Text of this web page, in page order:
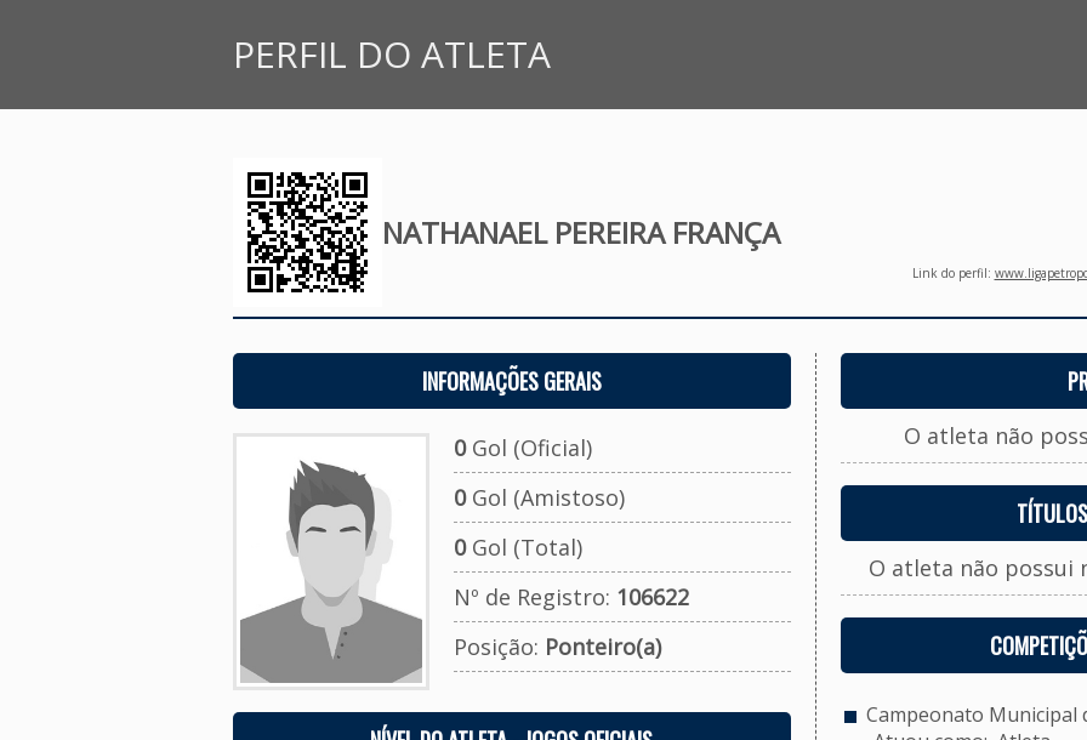
PERFIL DO ATLETA
NATHANAEL PEREIRA FRANÇA
Link do perfil:
INFORMAÇÕES GERAIS
0Gol (Oficial)
0Gol (Amistoso)
0Gol (Total)
Nº de Registro: 106622
Posição: Ponteiro(a)
O atleta não
O atleta não possui
Campeonato Municipal